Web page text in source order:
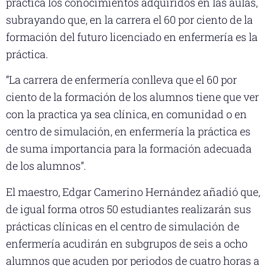
subrayando que, en la carrera el 60 por ciento de la
formación del futuro licenciado en enfermería es la
práctica.
“La carrera de enfermería conlleva que el 60 por
ciento de la formación de los alumnos tiene que ver
con la practica ya sea clínica, en comunidad o en
centro de simulación, en enfermería la práctica es
de suma importancia para la formación adecuada
de los alumnos”.
El maestro, Edgar Camerino Hernández añadió que,
de igual forma otros 50 estudiantes realizarán sus
prácticas clínicas en el centro de simulación de
enfermería acudirán en subgrupos de seis a ocho
alumnos que acuden por periodos de cuatro horas a